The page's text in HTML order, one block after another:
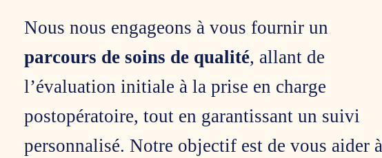
Nous nous engageons à vous fournir un
parcours de soins de qualité, allant de
l’évaluation initiale à la prise en charge
postopératoire, tout en garantissant un suivi
personnalisé. Notre objectif est de vous aider à